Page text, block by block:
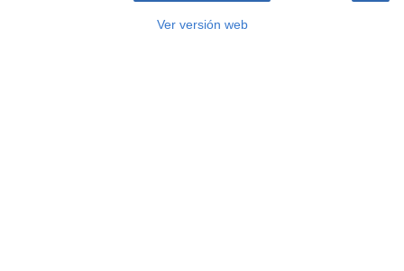
Ver versión web